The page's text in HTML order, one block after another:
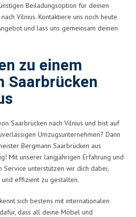
Beiladungsoption für deinen
Vilnius. Kontaktiere uns noch heute
und lass uns gemeinsam deinen
zu einem
Saarbrücken
Saarbrücken nach Vilnius und bist auf
Umzugsunternehmen? Dann
Bergmann Saarbrücken aus
Mit unserer langjährigen Erfahrung und
unterstützen wir dich dabei,
effizient zu gestalten.
sich bestens mit internationalen
dass all deine Möbel und